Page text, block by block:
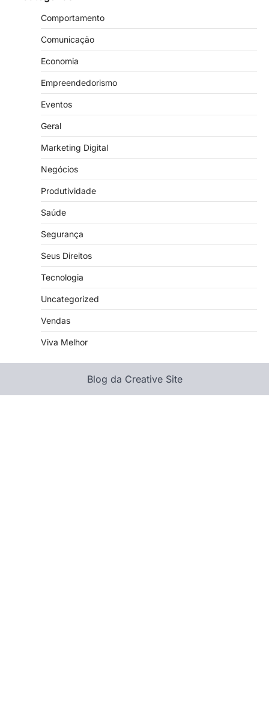
Comportamento
Comunicação
Economia
Empreendedorismo
Eventos
Geral
Marketing Digital
Negócios
Produtividade
Saúde
Segurança
Seus Direitos
Tecnologia
Uncategorized
Vendas
Viva Melhor
Blog da Creative Site